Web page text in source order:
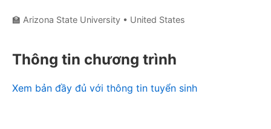
🏫 Arizona State University • United States
Thông tin chương trình
Xem bản đầy đủ với thông tin tuyển sinh